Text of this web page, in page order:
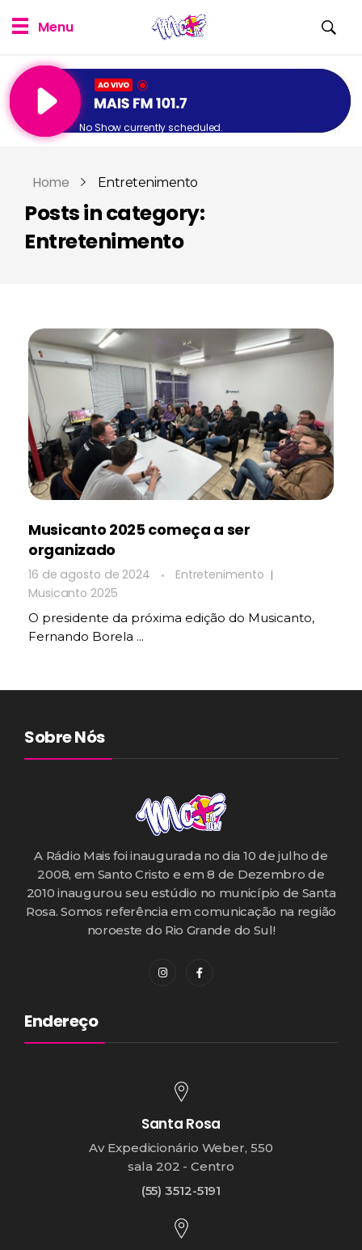
No Show currently scheduled.
Home Entretenimento
Posts in category:
Entretenimento
Musicanto 2025 começa a ser
organizado
16 de agosto de 2024
Entretenimento
Musicanto 2025
O presidente da próxima edição do Musicanto,
Fernando Borela ...
Sobre Nós
A Rádio Mais foi inaugurada no dia 10 de julho de
2008, em Santo Cristo e em 8 de Dezembro de
2010 inaugurou seu estúdio no município de Santa
Rosa. Somos referência em comunicação na região
noroeste do Rio Grande do Sul!
Endereço
Santa Rosa
Av Expedicionário Weber, 550
sala 202 - Centro
(55) 3512-5191